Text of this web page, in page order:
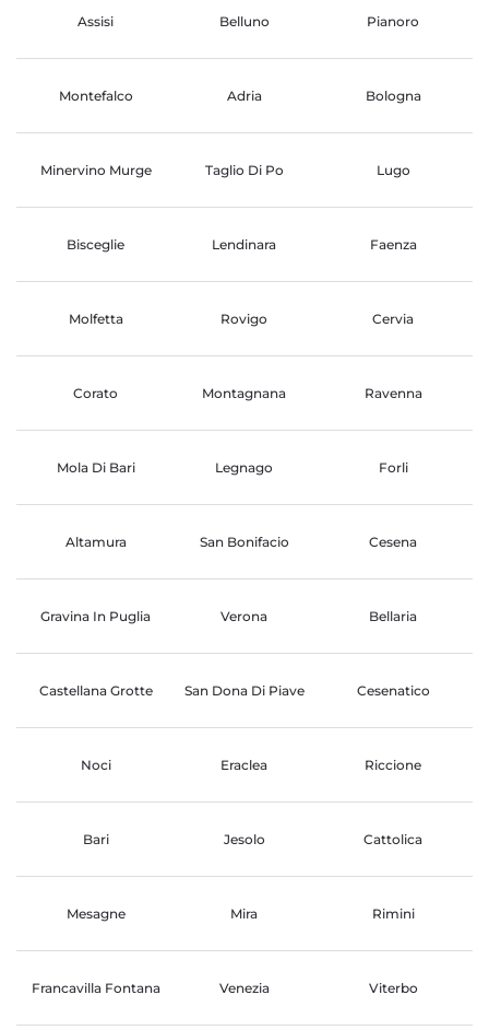
Assisi Belluno Pianoro
Montefalco Adria Bologna
Minervino Murge Taglio Di Po Lugo
Bisceglie Lendinara Faenza
Molfetta Rovigo Cervia
Corato Montagnana Ravenna
Mola Di Bari Legnago Forli
Altamura San Bonifacio Cesena
Gravina In Puglia Verona Bellaria
Castellana Grotte San Dona Di Piave Cesenatico
Noci Eraclea Riccione
Bari Jesolo Cattolica
Mesagne Mira Rimini
Francavilla Fontana Venezia Viterbo